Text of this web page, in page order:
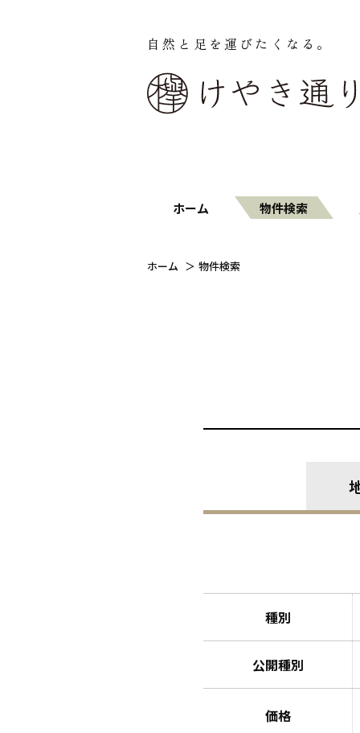
自然と足を運びたくなる。
ホーム 物件検索
ホーム 物件検索
種別
公開種別
価格